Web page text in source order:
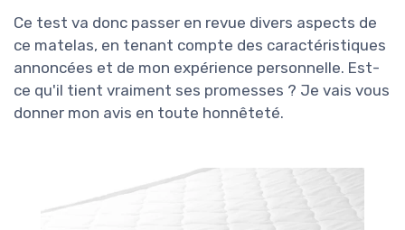
Ce test va donc passer en revue divers aspects de
ce matelas, en tenant compte des caractéristiques
annoncées et de mon expérience personnelle. Est-
ce qu'il tient vraiment ses promesses ? Je vais vous
donner mon avis en toute honnêteté.